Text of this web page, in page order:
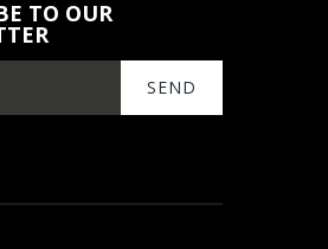
TO OUR